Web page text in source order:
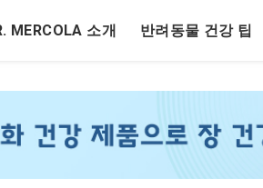
MERCOLA 소개 반려동물 건강 팁